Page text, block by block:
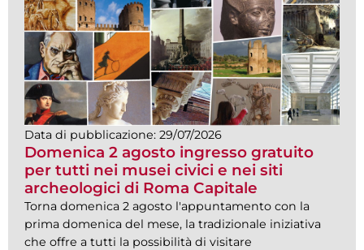
Data di pubblicazione: 29/07/2026
Domenica 2 agosto ingresso gratuito
per tutti nei musei civici e nei siti
archeologici di Roma Capitale
Torna domenica 2 agosto l'appuntamento con la
prima domenica del mese, la tradizionale iniziativa
che offre a tutti la possibilità di visitare